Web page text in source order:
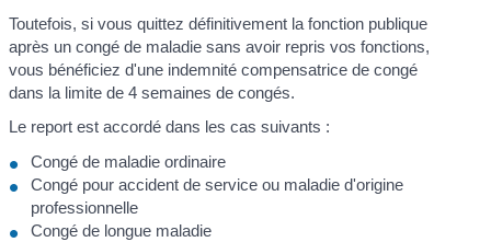
Toutefois, si vous quittez définitivement la fonction publique
après un congé de maladie sans avoir repris vos fonctions,
vous bénéficiez d'une indemnité compensatrice de congé
dans la limite de 4 semaines de congés.
Le report est accordé dans les cas suivants :
Congé de maladie ordinaire
Congé pour accident de service ou maladie d'origine
professionnelle
Congé de longue maladie